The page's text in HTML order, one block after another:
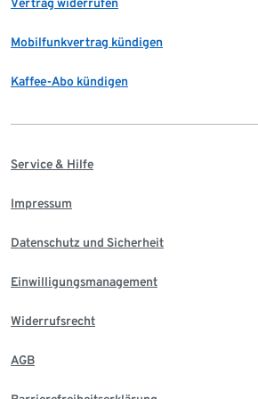
Mobilfunkvertrag kündigen
Kaffee-Abo kündigen
Service & Hilfe
Impressum
Datenschutz und Sicherheit
Einwilligungsmanagement
Widerrufsrecht
AGB